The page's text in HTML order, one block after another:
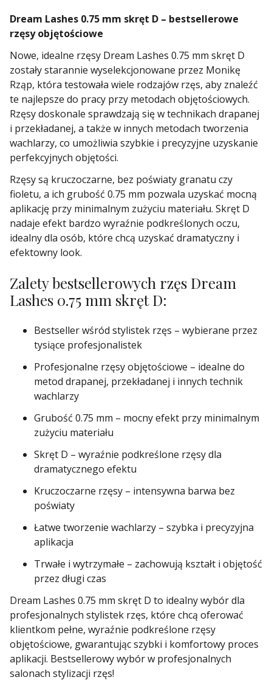
Dream Lashes 0.75 mm skręt D – bestsellerowe
rzęsy objętościowe
Nowe, idealne rzęsy Dream Lashes 0.75 mm skręt D
zostały starannie wyselekcjonowane przez Monikę
Rząp, która testowała wiele rodzajów rzęs, aby znaleźć
te najlepsze do pracy przy metodach objętościowych.
Rzęsy doskonale sprawdzają się w technikach drapanej
i przekładanej, a także w innych metodach tworzenia
wachlarzy, co umożliwia szybkie i precyzyjne uzyskanie
perfekcyjnych objętości.
Rzęsy są kruczoczarne, bez poświaty granatu czy
fioletu, a ich grubość 0.75 mm pozwala uzyskać mocną
aplikację przy minimalnym zużyciu materiału. Skręt D
nadaje efekt bardzo wyraźnie podkreślonych oczu,
idealny dla osób, które chcą uzyskać dramatyczny i
efektowny look.
Zalety bestsellerowych rzęs Dream
Lashes 0.75 mm skręt D:
Bestseller wśród stylistek rzęs – wybierane przez
tysiące profesjonalistek
Profesjonalne rzęsy objętościowe – idealne do
metod drapanej, przekładanej i innych technik
wachlarzy
Grubość 0.75 mm – mocny efekt przy minimalnym
zużyciu materiału
Skręt D – wyraźnie podkreślone rzęsy dla
dramatycznego efektu
Kruczoczarne rzęsy – intensywna barwa bez
poświaty
Łatwe tworzenie wachlarzy – szybka i precyzyjna
aplikacja
Trwałe i wytrzymałe – zachowują kształt i objętość
przez długi czas
Dream Lashes 0.75 mm skręt D to idealny wybór dla
profesjonalnych stylistek rzęs, które chcą oferować
klientkom pełne, wyraźnie podkreślone rzęsy
objętościowe, gwarantując szybki i komfortowy proces
aplikacji. Bestsellerowy wybór w profesjonalnych
salonach stylizacji rzęs!